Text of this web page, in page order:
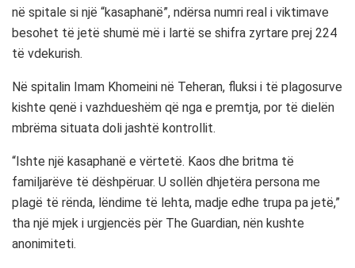
në spitale si një “kasaphanë”, ndërsa numri real i viktimave
besohet të jetë shumë më i lartë se shifra zyrtare prej 224
të vdekurish.
Në spitalin Imam Khomeini në Teheran, fluksi i të plagosurve
kishte qenë i vazhdueshëm që nga e premtja, por të dielën
mbrëma situata doli jashtë kontrollit.
“Ishte një kasaphanë e vërtetë. Kaos dhe britma të
familjarëve të dëshpëruar. U sollën dhjetëra persona me
plagë të rënda, lëndime të lehta, madje edhe trupa pa jetë,”
tha një mjek i urgjencës për The Guardian, nën kushte
anonimiteti.